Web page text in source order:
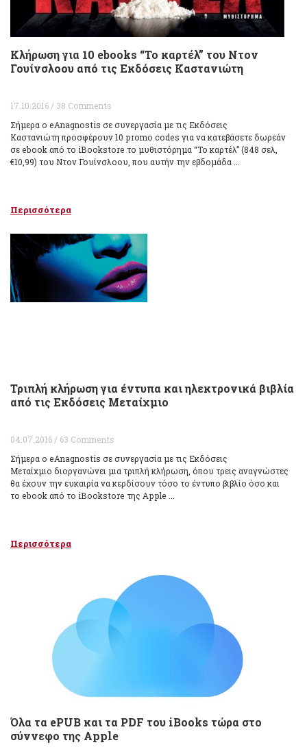
Κλήρωση για 10 ebooks “Το καρτέλ” του Ντον
Γουίνσλοου από τις Εκδόσεις Καστανιώτη
17.10.2016 / 38 Comments
Σήμερα ο eAnagnostis σε συνεργασία με τις Εκδόσεις
Καστανιώτη προσφέρουν 10 promo codes για να κατεβάσετε δωρεάν
σε ebook από το iBookstore το μυθιστόρημα “Το καρτέλ” (848 σελ,
€10,99) του Ντον Γουίνσλοου, που αυτήν την εβδομάδα ...
Περισσότερα
Τριπλή κλήρωση για έντυπα και ηλεκτρονικά βιβλία
από τις Εκδόσεις Μεταίχμιο
04.07.2016 / 63 Comments
Σήμερα ο eAnagnostis σε συνεργασία με τις Εκδόσεις
Μεταίχμιο διοργανώνει μια τριπλή κλήρωση, όπου τρεις αναγνώστες
θα έχουν την ευκαιρία να κερδίσουν τόσο το έντυπο βιβλίο όσο και
το ebook από το iBookstore της Apple ...
Περισσότερα
Όλα τα ePUB και τα PDF του iBooks τώρα στο
σύννεφο της Apple